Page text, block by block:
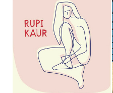
UKOJENIE ZE SŁÓW
RUPI KAUR
OPRAWA MIĘKKA
49,99 ZŁ